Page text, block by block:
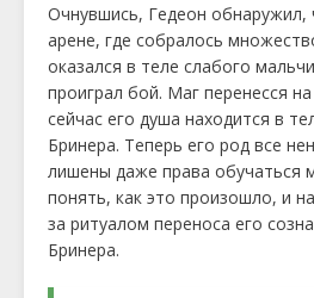
Очнувшись, Гедеон обнаружил,
арене, где собралось
оказался в теле слабого
проиграл бой. Маг перенесся
сейчас его душа находится в
Бринера. Теперь его род все
лишены даже права обучаться
понять, как это произошло, и
за ритуалом переноса его
Бринера.